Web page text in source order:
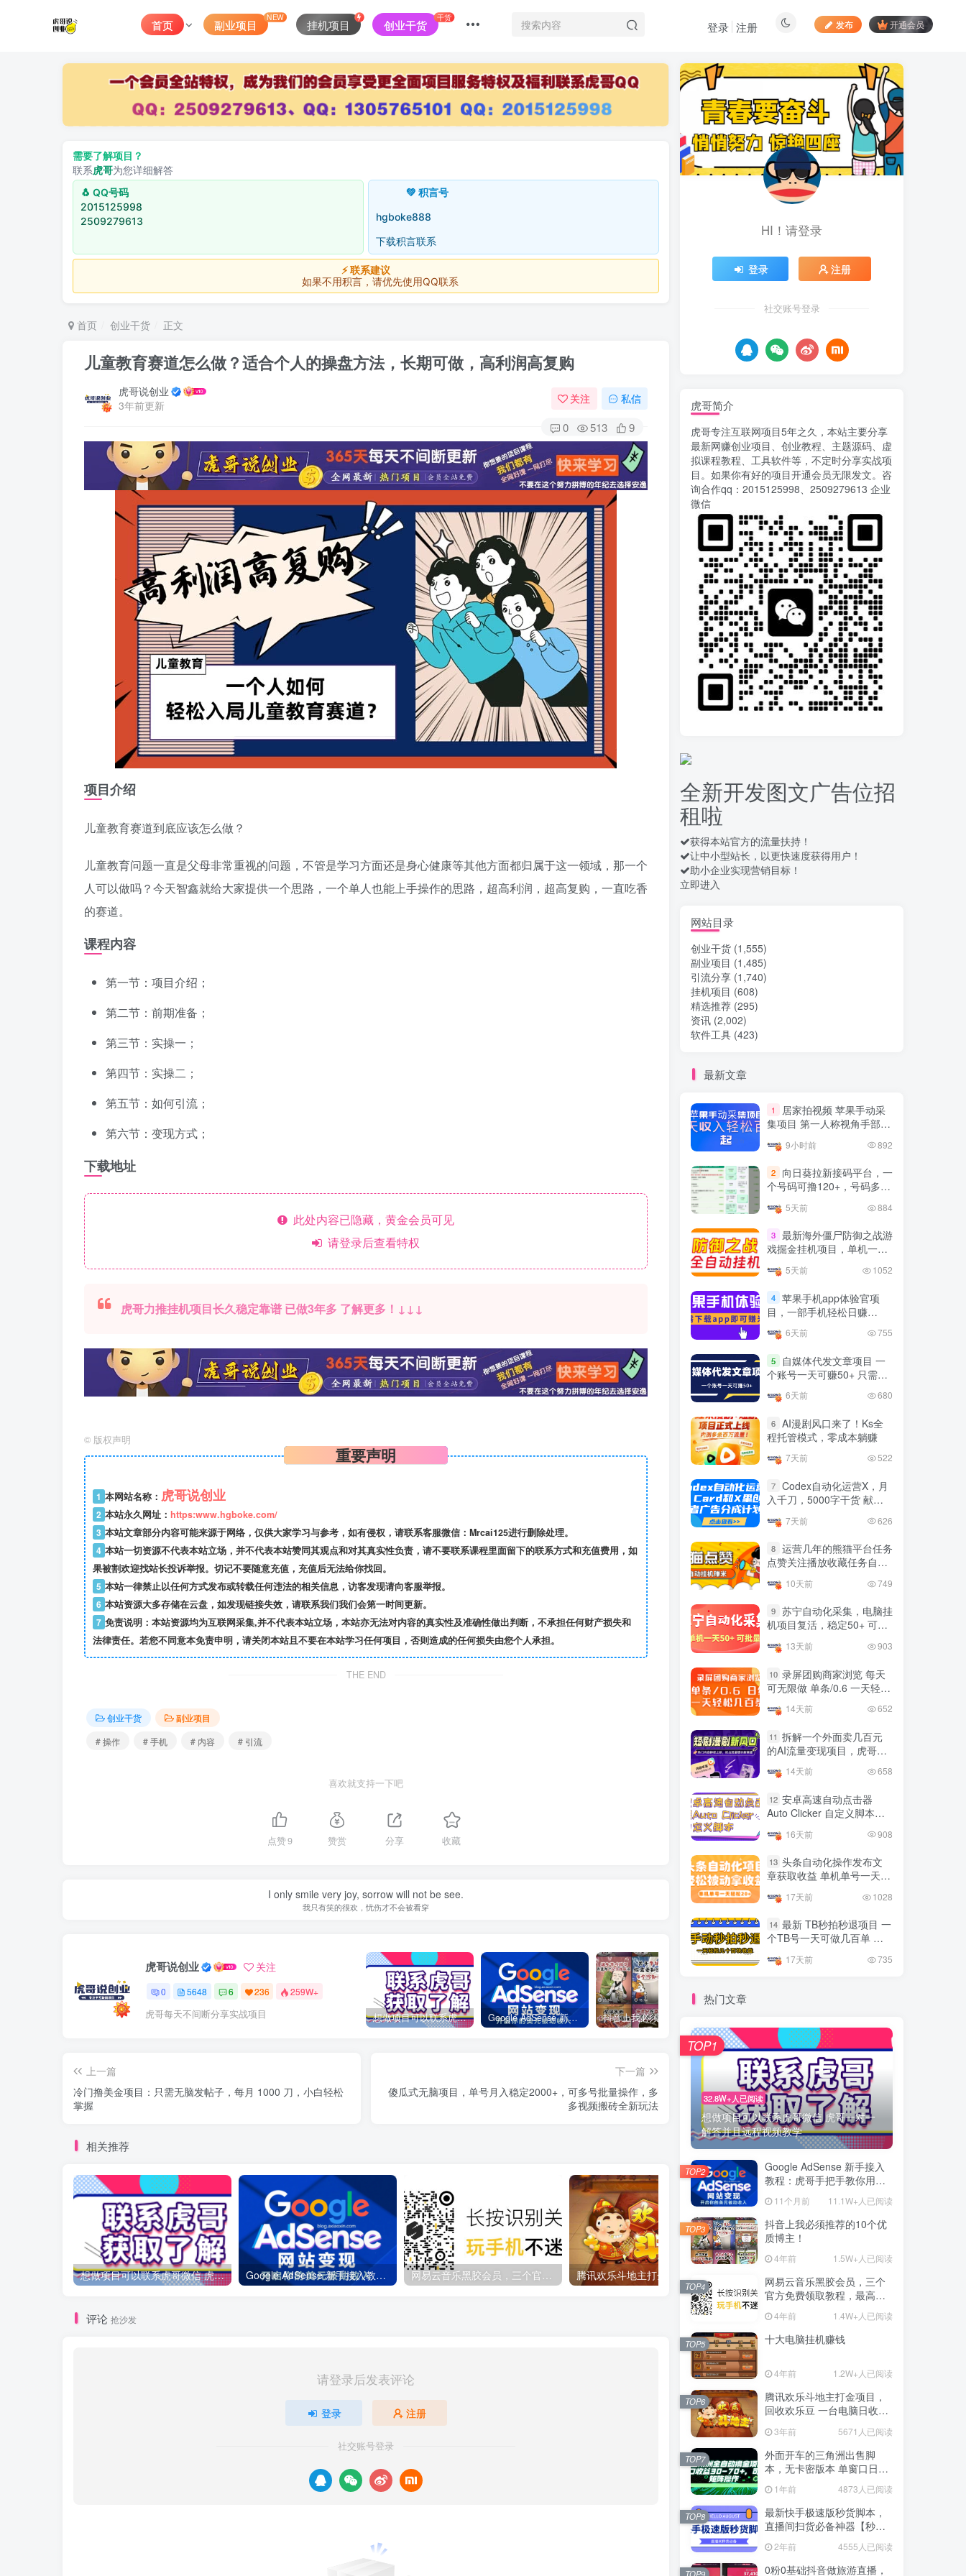
首页 副业项目
NEW
挂机项目 创业干货
干货
发布 开通会员
登录 注册
需要了解项目？
联系虎哥为您详细解答
🐧 QQ号码
2015125998
2509279613
💚 积言号
hgboke888
下载积言联系
⚡ 联系建议
如果不用积言，请优先使用QQ联系
首页 创业干货 正文
儿童教育赛道怎么做？适合个人的操盘方法，长期可做，高利润高复购
虎哥说创业
3年前更新
关注 私信
0 513 9
项目介绍
儿童教育赛道到底应该怎么做？
儿童教育问题一直是父母非常重视的问题，不管是学习方面还是身心健康等其他方面都归属于这一领域，那一个
人可以做吗？今天智鑫就给大家提供一个思路，一个单人也能上手操作的思路，超高利润，超高复购，一直吃香
的赛道。
课程内容
第一节：项目介绍；
第二节：前期准备；
第三节：实操一；
第四节：实操二；
第五节：如何引流；
第六节：变现方式；
下载地址
此处内容已隐藏，黄金会员可见
请登录后查看特权
虎哥力推挂机项目长久稳定靠谱 已做3年多 了解更多！↓↓↓
© 版权声明
重要声明
1 本网站名称： 虎哥说创业
2 本站永久网址： https:www.hgboke.com/
3 本站文章部分内容可能来源于网络，仅供大家学习与参考，如有侵权，请联系客服微信：Mrcai125进行删除处理。
4 本站一切资源不代表本站立场，并不代表本站赞同其观点和对其真实性负责，请不要联系课程里面留下的联系方式和充值费用，如
果被割欢迎找站长投诉举报。切记不要随意充值，充值后无法给你找回。
5 本站一律禁止以任何方式发布或转载任何违法的相关信息，访客发现请向客服举报。
6 本站资源大多存储在云盘，如发现链接失效，请联系我们我们会第一时间更新。
7 免责说明：本站资源均为互联网采集,并不代表本站立场，本站亦无法对内容的真实性及准确性做出判断，不承担任何财产损失和
法律责任。若您不同意本免责申明，请关闭本站且不要在本站学习任何项目，否则造成的任何损失由您个人承担。
THE END
创业干货
副业项目
# 操作
# 手机 # 内容 # 引流
喜欢就支持一下吧
点赞9 赞赏 分享 收藏
I only smile very joy, sorrow will not be see.
我只有笑的很欢，忧伤才不会被看穿
虎哥说创业 关注
0 5648 6 236 259W+
虎哥每天不间断分享实战项目 想做项目可以联系虎哥微信 虎哥一对一解答并且远程视频教学 Google AdSense 新手接入教程：虎哥手把手教你用网站赚取美元收入
上一篇
冷门撸美金项目：只需无脑发帖子，每月 1000 刀，小白轻松
掌握
下一篇
傻瓜式无脑项目，单号月入稳定2000+，可多号批量操作，多
多视频搬砖全新玩法
相关推荐
想做项目可以联系虎哥微信 虎哥一对一解答并且远程视频教学 Google AdSense 新手接入教程：虎哥手把手教你用网站赚取美元收入 外面开车的三角洲出售脚本，无卡密版本 单窗口日收益30-70+ 可批量操作
评论 抢沙发
请登录后发表评论
登录 注册
社交账号登录
最新文章
1 居家拍视频 苹果手动采
集项目 第一人称视角手部操
作视频采集 一天收入轻松百
元起9小时前 892
2 向日葵拉新接码平台，一
个号码可撸120+，号码多的
翻倍
5天前
最新海外僵尸防御之战游
150+
目，一部手机轻松日赚
载安装app即可获取高额收
益
5
自媒体代发文章项目 一
程托管模式，零成本躺赚
7天前 522
7
Codex自动化运营X，月
入千刀，5000字干货 献给
626
8
运营几年的熊猫平台任务
点赞关注播放收藏任务自动
化项目 单号5-10+收益 可批
量
10天前 749
9 苏宁自动化采集，电脑挂
机项目复活，稳定50+ 可批
量
13天前 903
10
录屏团购商家浏览 每天
可无限做 单条/0.6 一天轻松
几百条 每天日结 多做多得
14天前 652
12 安卓高速自动点击器
工具
13 头条自动化操作发布文
章获取收益 单机单号一天下
热门文章
想做项目可以联系虎哥微信 虎哥一对一
解答并且远程视频教学
TOP1
Google AdSense 新手接入
教程：虎哥手把手教你用网
站赚取美元收入
TOP2
质博主！
4年前 1.5W+人已阅读
网易云音乐黑胶会员，三个
官方免费领取教程，最高可
领1年
4年前 1.4W+人已阅读
十大电脑挂机赚钱
4年前 1.2W+人已阅读
TOP5
腾讯欢乐斗地主打金项目，
回收欢乐豆 一台电脑日收益
500+
3年前 5671人已阅读
TOP6
外面开车的三角洲出售脚
本，无卡密版本 单窗口日收
益30-70+ 可批量操作
1年前 4873人已阅读
TOP7
最新快手极速版秒货脚本，
直播间扫货必备神器【秒货
2年前 4555人已阅读
TOP8
0粉0基础抖音做旅游直播，
30天带货250万GMV，纯利
10万，及经验
TOP9
国内最多电脑挂机赚钱项目
TOP10
友情链接申请联系虎哥
HI！请登录
登录 注册
社交账号登录
虎哥简介
虎哥专注互联网项目5年之久，本站主要分享
最新网赚创业项目、创业教程、主题源码、虚
拟课程教程、工具软件等，不定时分享实战项
目。如果你有好的项目开通会员无限发文。咨
询合作qq：2015125998、2509279613 企业
微信
全新开发图文广告位招
租啦
获得本站官方的流量扶持！
让中小型站长，以更快速度获得用户！
助小企业实现营销目标！
立即进入
网站目录
创业干货 (1,555)
副业项目 (1,485)
引流分享 (1,740)
挂机项目 (608)
精选推荐 (295)
资讯 (2,002)
软件工具 (423)
最新文章
1
居家拍视频 苹果手动采
集项目 第一人称视角手部操
元起9小时前 892
2
向日葵拉新接码平台，一
个号码可撸120+，号码多的
5天前 884
3 最新海外僵尸防御之战游
戏掘金挂机项目，单机一天
5天前 1052
4 苹果手机app体验官项
目，一部手机轻松日赚
载安装app即可获取高额收
益
6天前 755
5
自媒体代发文章项目 一
个账号一天可赚50+ 只需动
6天前 680
6 AI漫剧风口来了！Ks全
程托管模式，零成本躺赚
7天前 522
7 Codex自动化运营X，月
入千刀，5000字干货 献给
7天前 626
8 运营几年的熊猫平台任务
点赞关注播放收藏任务自动
量
10天前 749
9 苏宁自动化采集，电脑挂
机项目复活，稳定50+ 可批
13天前 903
10 录屏团购商家浏览 每天
可无限做 单条/0.6 一天轻松
14天前 652
11 拆解一个外面卖几百元
的AI流量变现项目，虎哥这
14天前 658
12 安卓高速自动点击器
Auto Clicker 自定义脚本、
工具16天前 908
13 头条自动化操作发布文
章获取收益 单机单号一天下
17天前 1028
14 最新 TB秒拍秒退项目 一
个TB号一天可做几百单 单
17天前 735
热门文章
32.8W+人已阅读
想做项目可以联系虎哥微信 虎哥一对一
解答并且远程视频教学
TOP1
Google AdSense 新手接入
教程：虎哥手把手教你用网
站赚取美元收入
11个月前 11.1W+人已阅读
TOP2
抖音上我必须推荐的10个优
质博主！
4年前 1.5W+人已阅读
TOP3
网易云音乐黑胶会员，三个
官方免费领取教程，最高可
领1年
4年前 1.4W+人已阅读
TOP4
十大电脑挂机赚钱
4年前 1.2W+人已阅读
TOP5
腾讯欢乐斗地主打金项目，
回收欢乐豆 一台电脑日收益
3年前 5671人已阅读
TOP6
外面开车的三角洲出售脚
本，无卡密版本 单窗口日收
1年前 4873人已阅读
TOP7
最新快手极速版秒货脚本，
直播间扫货必备神器【秒货
2年前 4555人已阅读
TOP8
0粉0基础抖音做旅游直播，